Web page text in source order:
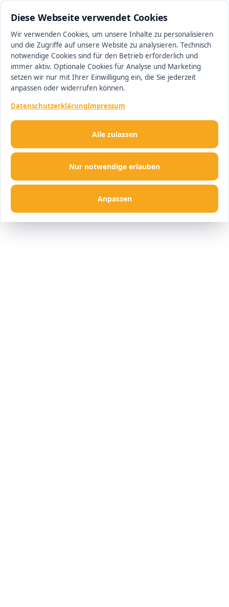
Diese Webseite verwendet Cookies
Wir verwenden Cookies, um unsere Inhalte zu personalisieren
und die Zugriffe auf unsere Website zu analysieren. Technisch
notwendige Cookies sind für den Betrieb erforderlich und
immer aktiv. Optionale Cookies für Analyse und Marketing
setzen wir nur mit Ihrer Einwilligung ein, die Sie jederzeit
anpassen oder widerrufen können.
DatenschutzerklärungImpressum
Nur notwendige erlauben
Anpassen
Alle zulassen